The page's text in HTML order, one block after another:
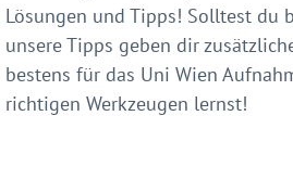
Lösungen und Tipps! Solltest du
unsere Tipps geben dir
bestens für das Uni Wien
richtigen Werkzeugen lernst!